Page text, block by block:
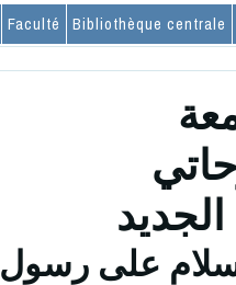
Faculté Bibliothèque centrale
على رسول